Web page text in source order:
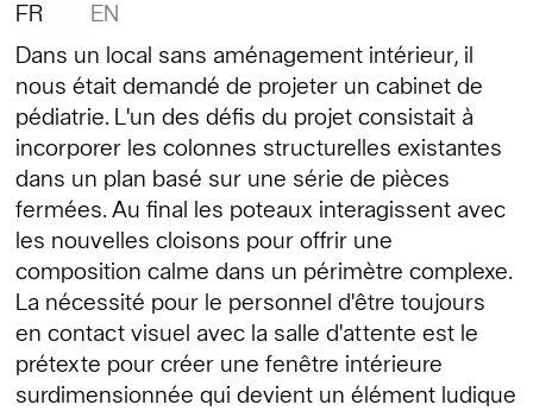
FR EN
Dans un local sans aménagement intérieur, il
nous était demandé de projeter un cabinet de
pédiatrie. L'un des défis du projet consistait à
incorporer les colonnes structurelles existantes
dans un plan basé sur une série de pièces
fermées. Au final les poteaux interagissent avec
les nouvelles cloisons pour offrir une
composition calme dans un périmètre complexe.
La nécessité pour le personnel d'être toujours
en contact visuel avec la salle d'attente est le
prétexte pour créer une fenêtre intérieure
surdimensionnée qui devient un élément ludique